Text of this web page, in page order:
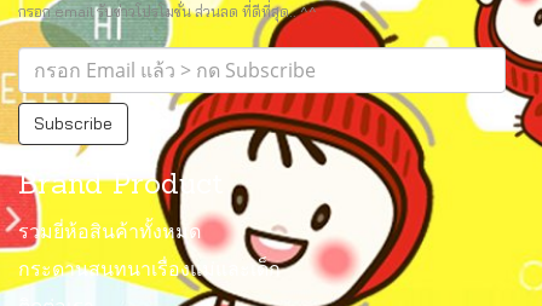
กรอก email รับข่าวโปรโมชั่น ส่วนลด ที่ดีที่สุด.. ^^
Subscribe
Brand Product
รวมยี่ห้อสินค้าทั้งหมด
กระดานสนทนาเรื่องแม่และเด็ก